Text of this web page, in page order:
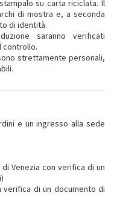
su carta riciclata. Il
di mostra e, a seconda
di identità.
saranno verificati
controllo.
strettamente personali,
e un ingresso alla sede
Venezia con verifica di un
di un documento di